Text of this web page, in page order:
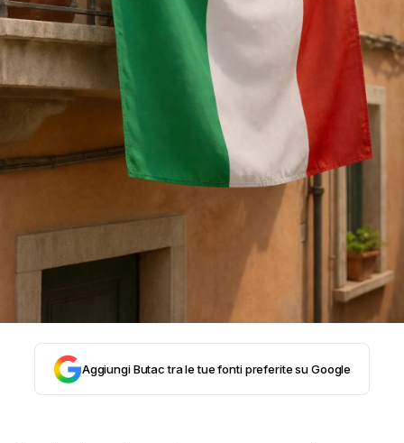
EDITORIALI
TRUFFE E SOCIAL NETWORK
CLIMA ED ENERGIA
CONTATTI
CHI SIAMO
Aggiungi Butac tra le tue fonti preferite su Google